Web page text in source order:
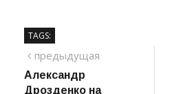
TAGS:
Навигация
по
предыдущая
Александр
Дрозденко на